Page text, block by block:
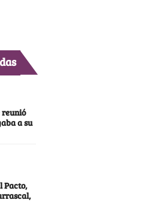
reunió
a su
Pacto,